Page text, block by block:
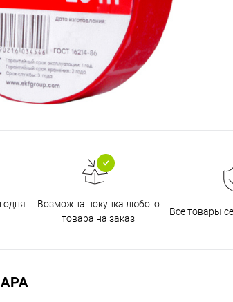
Возможна покупка любого
товара на заказ
Все товары